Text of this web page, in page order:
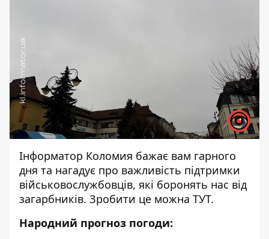
Інформатор Коломия бажає вам гарного
дня та нагадує про важливість підтримки
військовослужбовців, які боронять нас від
загарбників. Зробити це можна ТУТ.
Народний прогноз погоди: